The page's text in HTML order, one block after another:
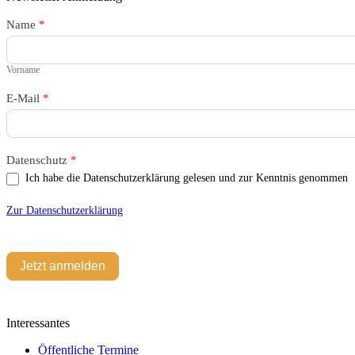
Newsletter
Name *
Vorname
Vorname
E-Mail *
Datenschutz *
Ich habe die Datenschutzerklärung gelesen und zur Kenntnis genommen
Zur Datenschutzerklärung
Jetzt anmelden
Falls
Du
bist,
dieses
Feld
Interessantes
Öffentliche Termine